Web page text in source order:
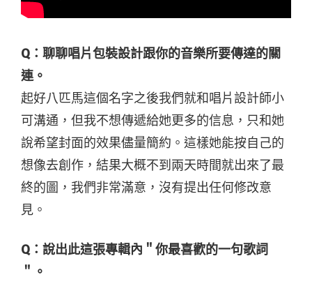
Q：聊聊唱片包裝設計跟你的音樂所要傳達的關
連。
起好八匹馬這個名字之後我們就和唱片設計師小
可溝通，但我不想傳遞給她更多的信息，只和她
說希望封面的效果儘量簡約。這樣她能按自己的
想像去創作，結果大概不到兩天時間就出來了最
終的圖，我們非常滿意，沒有提出任何修改意
見。
Q：說出此這張專輯內＂你最喜歡的一句歌詞
＂。